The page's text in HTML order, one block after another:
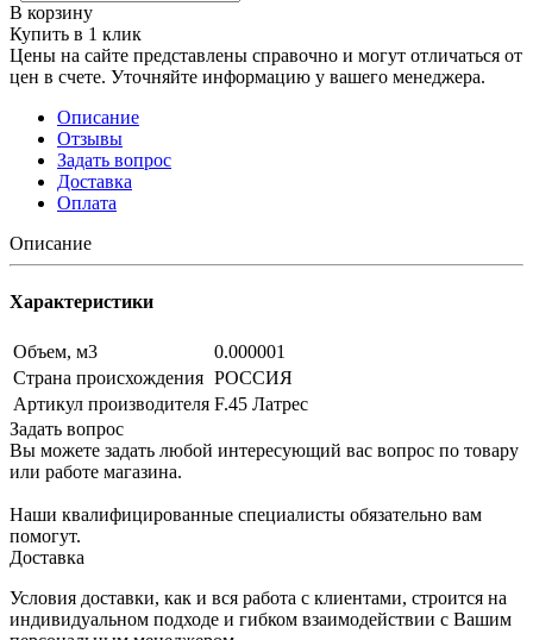
В корзину
Купить в 1 клик
Цены на сайте представлены справочно и могут отличаться от
цен в счете. Уточняйте информацию у вашего менеджера.
Описание
Отзывы
Задать вопрос
Доставка
Оплата
Описание
Характеристики
Объем, м3
0.000001
Страна происхождения РОССИЯ
Артикул производителя F.45 Латрес
Задать вопрос
Вы можете задать любой интересующий вас вопрос по товару
или работе магазина.
Наши квалифицированные специалисты обязательно вам
помогут.
Доставка
Условия доставки, как и вся работа с клиентами, строится на
индивидуальном подходе и гибком взаимодействии с Вашим